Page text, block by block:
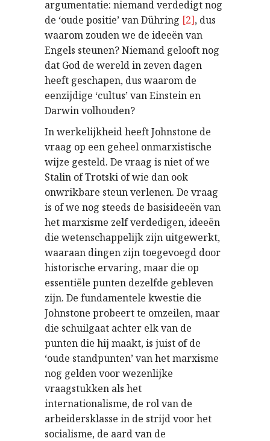
argumentatie: niemand verdedigt nog
de ‘oude positie’ van Dühring [2], dus
waarom zouden we de ideeën van
Engels steunen? Niemand gelooft nog
dat God de wereld in zeven dagen
heeft geschapen, dus waarom de
eenzijdige ‘cultus’ van Einstein en
Darwin volhouden?
In werkelijkheid heeft Johnstone de
vraag op een geheel onmarxistische
wijze gesteld. De vraag is niet of we
Stalin of Trotski of wie dan ook
onwrikbare steun verlenen. De vraag
is of we nog steeds de basisideeën van
het marxisme zelf verdedigen, ideeën
die wetenschappelijk zijn uitgewerkt,
waaraan dingen zijn toegevoegd door
historische ervaring, maar die op
essentiële punten dezelfde gebleven
zijn. De fundamentele kwestie die
Johnstone probeert te omzeilen, maar
die schuilgaat achter elk van de
punten die hij maakt, is juist of de
‘oude standpunten’ van het marxisme
nog gelden voor wezenlijke
vraagstukken als het
internationalisme, de rol van de
arbeidersklasse in de strijd voor het
socialisme, de aard van de